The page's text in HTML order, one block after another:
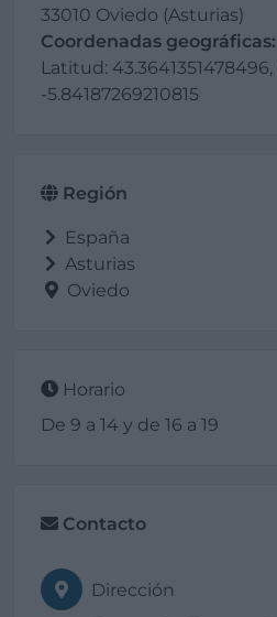
33010 Oviedo (Asturias)
Coordenadas geográficas:
Latitud:
-5.84187269210815
Región
España
Asturias
Oviedo
Horario
De 9 a 14 y de 16 a 19
Contacto
Dirección